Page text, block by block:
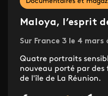
Maloya, l’esprit
Sur France 3 le 4
Quatre portraits
nouveau porté par
de l'île de La Réunion.